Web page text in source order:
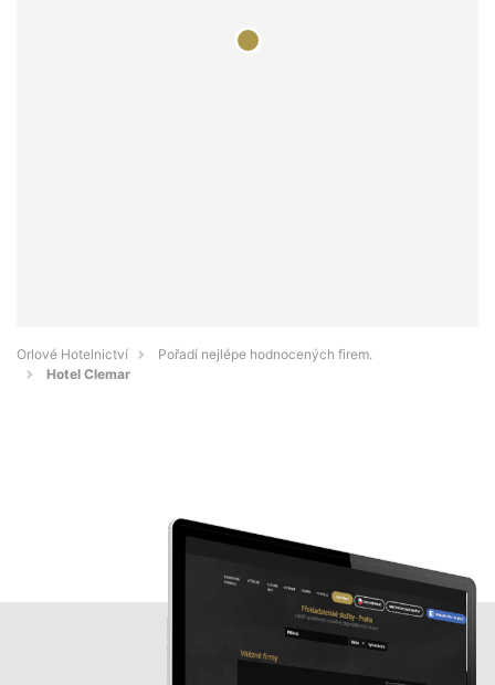
Orlové Hotelnictví
Pořadí nejlépe hodnocených firem.
Hotel Clemar